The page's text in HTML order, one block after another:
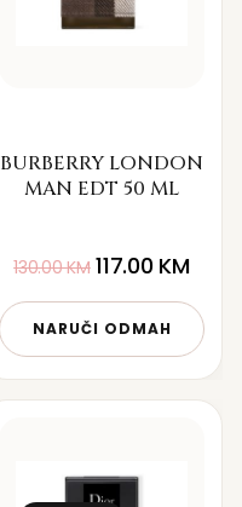
BURBERRY LONDON
MAN EDT 50 ML
130.00KM 117.00 KM
NARUČI ODMAH